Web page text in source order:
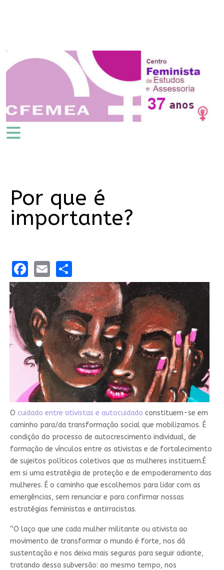
Por que é
importante?
Facebook
EmailShare
O cuidado entre ativistas e autocuidado constituem-se em
caminho para/da transformação social que mobilizamos. É
condição do processo de autocrescimento individual, de
formação de vínculos entre as ativistas e de fortalecimento
de sujeitos políticos coletivos que as mulheres instituem.É
em si uma estratégia de proteção e de empoderamento das
mulheres. É o caminho que escolhemos para lidar com as
emergências, sem renunciar e para confirmar nossas
estratégias feministas e antirracistas.
“O laço que une cada mulher militante ou ativista ao
movimento de transformar o mundo é forte, nos dá
sustentação e nos deixa mais seguras para seguir adiante,
tratando dessa subversão: ao mesmo tempo, nos